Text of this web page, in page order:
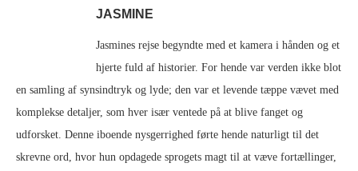
JASMINE
Jasmines rejse begyndte med et kamera i hånden og et
hjerte fuld af historier. For hende var verden ikke blot
en samling af synsindtryk og lyde; den var et levende tæppe vævet med
komplekse detaljer, som hver især ventede på at blive fanget og
udforsket. Denne iboende nysgerrighed førte hende naturligt til det
skrevne ord, hvor hun opdagede sprogets magt til at væve fortællinger,